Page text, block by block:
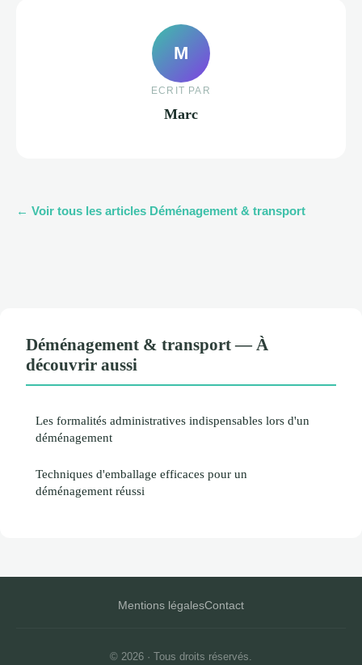
M
ECRIT PAR
Marc
← Voir tous les articles Déménagement & transport
Déménagement & transport — À
découvrir aussi
Les formalités administratives indispensables lors d'un
déménagement
Techniques d'emballage efficaces pour un
déménagement réussi
Mentions légalesContact
© 2026 · Tous droits réservés.